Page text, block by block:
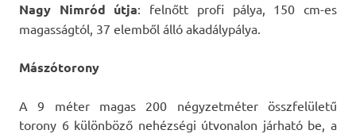
Nagy Nimród útja: felnőtt profi pálya, 150 cm-es
magasságtól, 37 elemből álló akadálypálya.
Mászótorony
A 9 méter magas 200 négyzetméter összfelületű
torony 6 különböző nehézségi útvonalon járható be, a